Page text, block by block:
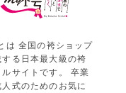
は 全国の袴ショップ
する日本最大級の袴
ルサイトです。 卒業
人式のためのお気に